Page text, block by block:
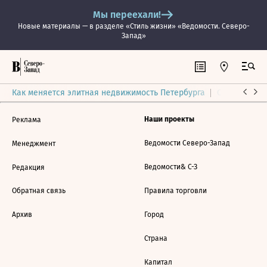
Мы переехали!
Новые материалы — в разделе «Стиль жизни» «Ведомости. Северо-
Запад»
Как меняется элитная недвижимость Петербурга Ситуация
Реклама
Менеджмент
Редакция
Обратная связь
Архив
Наши проекты
Ведомости Северо-Запад
Ведомости& С-З
Правила торговли
Город
Страна
Капитал